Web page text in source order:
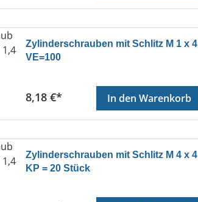
Zylinderschrauben mit Schlitz M 1 x 4
VE=100
Regulärer Preis:
8,18 €* In den Warenkorb
Zylinderschrauben mit Schlitz M 4 x 4
KP = 20 Stück